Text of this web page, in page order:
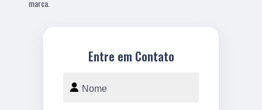
marca.
Entre em Contato